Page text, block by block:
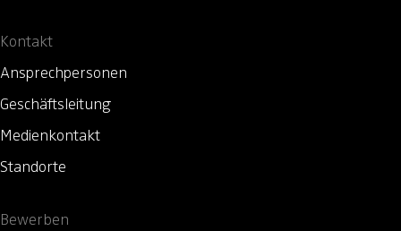
Kontakt
Ansprechpersonen
Geschäftsleitung
Medienkontakt
Standorte
Bewerben